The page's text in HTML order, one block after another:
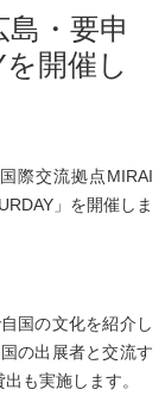
島・要申
開催し
際交流拠点MIRAI
」を開催しま
国の文化を紹介し
の出展者と交流す
出も実施します。